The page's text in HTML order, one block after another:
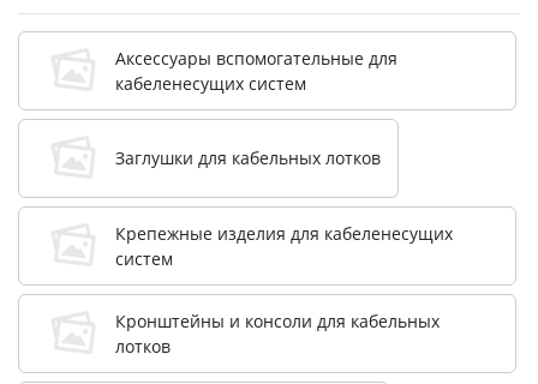
Аксессуары вспомогательные для
кабеленесущих систем
Заглушки для кабельных лотков
Крепежные изделия для кабеленесущих
систем
Кронштейны и консоли для кабельных
лотков